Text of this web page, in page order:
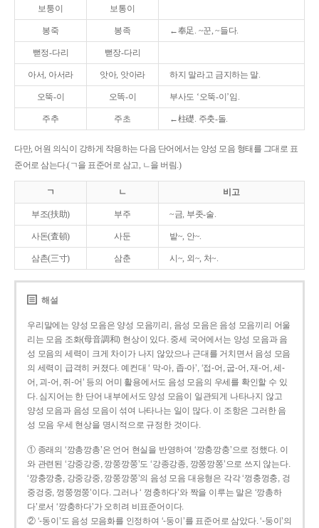
보퉁이 보통이
봉죽 봉족 ←奉足. ~꾼, ~들다.
뻗정-다리 뻗장-다리
아서, 아서라 앗아, 앗아라 하지 말라고 금지하는 말.
오뚝-이 오똑-이 부사도 ‘오뚝-이’임.
주추 주초 ←柱礎. 주춧-돌.
다만, 어원 의식이 강하게 작용하는 다음 단어에서는 양성 모음 형태를 그대로 표
준어로 삼는다.(ㄱ을 표준어로 삼고, ㄴ을 버림.)
ㄱ ㄴ 비고
부조(扶助) 부주 ~금, 부좃-술.
사돈(査頓) 사둔 밭~, 안~.
삼촌(三寸) 삼춘 시~, 외~, 처~.
해설
우리말에는 양성 모음은 양성 모음끼리, 음성 모음은 음성 모음끼리 어울
리는 모음 조화(母音調和) 현상이 있다. 중세 국어에서는 양성 모음과 음
성 모음의 세력이 크게 차이가 나지 않았으나 근대를 거치면서 음성 모음
의 세력이 급격히 커졌다. 예컨대 ‘ 막-아, 좁-아’, ‘접-어, 굽-어, 재-어, 세-
어, 괴-어, 쥐-어’ 등의 어미 활용에서도 음성 모음의 우세를 확인할 수 있
다. 심지어는 한 단어 내부에서도 양성 모음이 일관되게 나타나지 않고
양성 모음과 음성 모음이 섞여 나타나는 일이 많다. 이 조항은 그러한 음
성 모음 우세 현상을 명시적으로 규정한 것이다.
① 종래의 ‘깡총깡총’은 언어 현실을 반영하여 ‘깡충깡충’으로 정했다. 이
와 관련된 ‘강중강중, 깡쭝깡쭝’도 ‘강종강종, 깡쫑깡쫑’으로 쓰지 않는다.
‘깡충깡충, 강중강중, 깡쭝깡쭝’의 음성 모음 대응형은 각각 ‘껑충껑충, 겅
중겅중, 껑쭝껑쭝’이다. 그러나 ‘ 껑충하다’와 짝을 이루는 말은 ‘깡총하
다’로서 ‘깡충하다’가 오히려 비표준어이다.
② ‘-동이’도 음성 모음화를 인정하여 ‘-둥이’를 표준어로 삼았다. ‘-둥이’의